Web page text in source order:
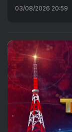
03/08/2026 20:59